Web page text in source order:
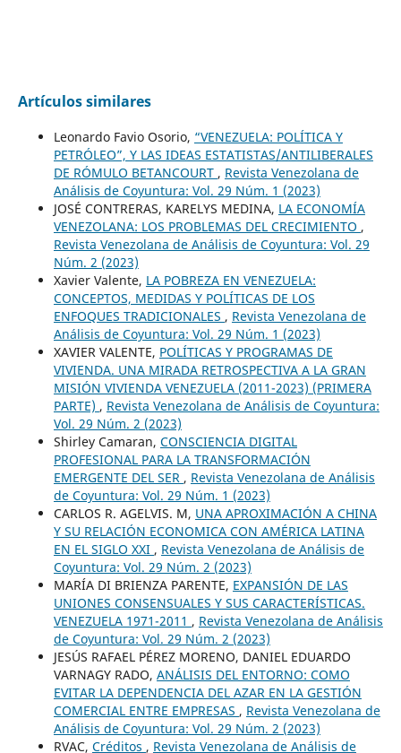
Artículos similares
Leonardo Favio Osorio, “VENEZUELA: POLÍTICA Y
PETRÓLEO”, Y LAS IDEAS ESTATISTAS/ANTILIBERALES
DE RÓMULO BETANCOURT , Revista Venezolana de
Análisis de Coyuntura: Vol. 29 Núm. 1 (2023)
JOSÉ CONTRERAS, KARELYS MEDINA, LA ECONOMÍA
VENEZOLANA: LOS PROBLEMAS DEL CRECIMIENTO ,
Revista Venezolana de Análisis de Coyuntura: Vol. 29
Núm. 2 (2023)
Xavier Valente, LA POBREZA EN VENEZUELA:
CONCEPTOS, MEDIDAS Y POLÍTICAS DE LOS
ENFOQUES TRADICIONALES , Revista Venezolana de
Análisis de Coyuntura: Vol. 29 Núm. 1 (2023)
XAVIER VALENTE, POLÍTICAS Y PROGRAMAS DE
VIVIENDA. UNA MIRADA RETROSPECTIVA A LA GRAN
MISIÓN VIVIENDA VENEZUELA (2011-2023) (PRIMERA
PARTE) , Revista Venezolana de Análisis de Coyuntura:
Vol. 29 Núm. 2 (2023)
Shirley Camaran, CONSCIENCIA DIGITAL
PROFESIONAL PARA LA TRANSFORMACIÓN
EMERGENTE DEL SER , Revista Venezolana de Análisis
de Coyuntura: Vol. 29 Núm. 1 (2023)
CARLOS R. AGELVIS. M, UNA APROXIMACIÓN A CHINA
Y SU RELACIÓN ECONOMICA CON AMÉRICA LATINA
EN EL SIGLO XXI , Revista Venezolana de Análisis de
Coyuntura: Vol. 29 Núm. 2 (2023)
MARÍA DI BRIENZA PARENTE, EXPANSIÓN DE LAS
UNIONES CONSENSUALES Y SUS CARACTERÍSTICAS.
VENEZUELA 1971-2011 , Revista Venezolana de Análisis
de Coyuntura: Vol. 29 Núm. 2 (2023)
JESÚS RAFAEL PÉREZ MORENO, DANIEL EDUARDO
VARNAGY RADO, ANÁLISIS DEL ENTORNO: COMO
EVITAR LA DEPENDENCIA DEL AZAR EN LA GESTIÓN
COMERCIAL ENTRE EMPRESAS , Revista Venezolana de
Análisis de Coyuntura: Vol. 29 Núm. 2 (2023)
RVAC, Créditos , Revista Venezolana de Análisis de